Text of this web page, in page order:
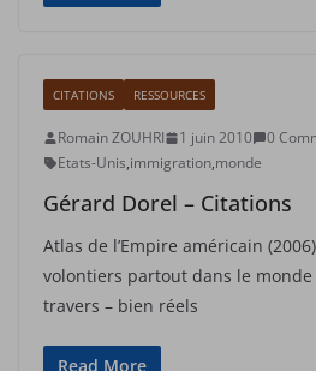
CITATIONS RESSOURCES
Romain ZOUHRI 1 juin 2010
0
Etats-Unis,immigration,monde
Gérard Dorel – Citations
Atlas de l’Empire américain
volontiers partout dans le monde
travers – bien réels
Read More